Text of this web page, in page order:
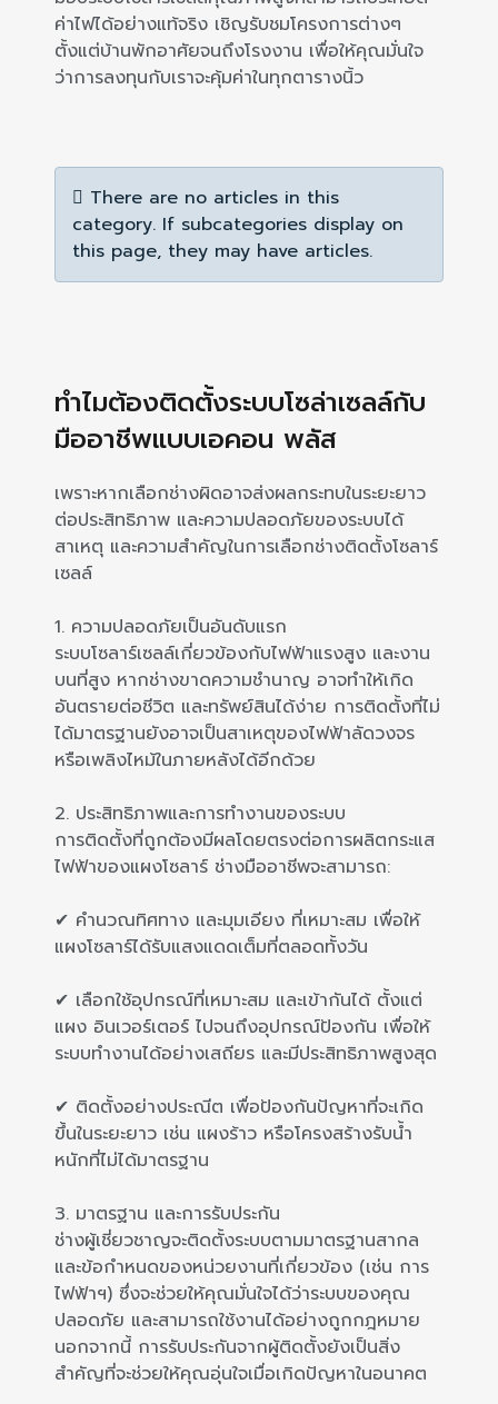
ค่าไฟได้อย่างแท้จริง เชิญรับชมโครงการต่างๆ
ตั้งแต่บ้านพักอาศัยจนถึงโรงงาน เพื่อให้คุณมั่นใจ
ว่าการลงทุนกับเราจะคุ้มค่าในทุกตารางนิ้ว
Info
There are no articles in this
category. If subcategories display on
this page, they may have articles.
ทำไมต้องติดตั้งระบบโซล่าเซลล์กับ
มืออาชีพแบบเอคอน พลัส
เพราะหากเลือกช่างผิดอาจส่งผลกระทบในระยะยาว
ต่อประสิทธิภาพ และความปลอดภัยของระบบได้
สาเหตุ และความสำคัญในการเลือกช่างติดตั้งโซลาร์
เซลล์
1. ความปลอดภัยเป็นอันดับแรก
ระบบโซลาร์เซลล์เกี่ยวข้องกับไฟฟ้าแรงสูง และงาน
บนที่สูง หากช่างขาดความชำนาญ อาจทำให้เกิด
อันตรายต่อชีวิต และทรัพย์สินได้ง่าย การติดตั้งที่ไม่
ได้มาตรฐานยังอาจเป็นสาเหตุของไฟฟ้าลัดวงจร
หรือเพลิงไหม้ในภายหลังได้อีกด้วย
2. ประสิทธิภาพและการทำงานของระบบ
การติดตั้งที่ถูกต้องมีผลโดยตรงต่อการผลิตกระแส
ไฟฟ้าของแผงโซลาร์ ช่างมืออาชีพจะสามารถ:
✔ คำนวณทิศทาง และมุมเอียง ที่เหมาะสม เพื่อให้
แผงโซลาร์ได้รับแสงแดดเต็มที่ตลอดทั้งวัน
✔ เลือกใช้อุปกรณ์ที่เหมาะสม และเข้ากันได้ ตั้งแต่
แผง อินเวอร์เตอร์ ไปจนถึงอุปกรณ์ป้องกัน เพื่อให้
ระบบทำงานได้อย่างเสถียร และมีประสิทธิภาพสูงสุด
✔ ติดตั้งอย่างประณีต เพื่อป้องกันปัญหาที่จะเกิด
ขึ้นในระยะยาว เช่น แผงร้าว หรือโครงสร้างรับน้ำ
หนักที่ไม่ได้มาตรฐาน
3. มาตรฐาน และการรับประกัน
ช่างผู้เชี่ยวชาญจะติดตั้งระบบตามมาตรฐานสากล
และข้อกำหนดของหน่วยงานที่เกี่ยวข้อง (เช่น การ
ไฟฟ้าฯ) ซึ่งจะช่วยให้คุณมั่นใจได้ว่าระบบของคุณ
ปลอดภัย และสามารถใช้งานได้อย่างถูกกฎหมาย
นอกจากนี้ การรับประกันจากผู้ติดตั้งยังเป็นสิ่ง
สำคัญที่จะช่วยให้คุณอุ่นใจเมื่อเกิดปัญหาในอนาคต